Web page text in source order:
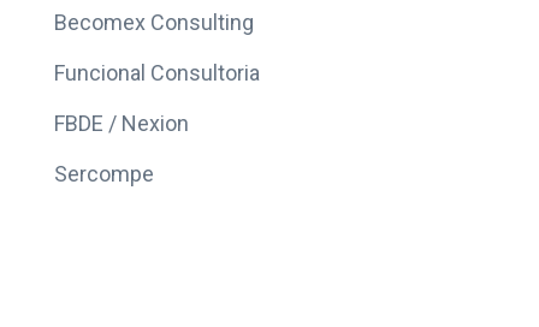
Becomex Consulting
Funcional Consultoria
FBDE / Nexion
Sercompe